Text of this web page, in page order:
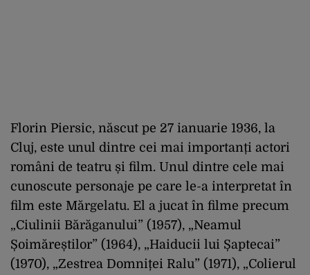
Florin Piersic, născut pe 27 ianuarie 1936, la
Cluj, este unul dintre cei mai importanți actori
români de teatru și film. Unul dintre cele mai
cunoscute personaje pe care le-a interpretat în
film este Mărgelatu. El a jucat în filme precum
„Ciulinii Bărăganului” (1957), „Neamul
Șoimăreștilor” (1964), „Haiducii lui Șaptecai”
(1970), „Zestrea Domniței Ralu” (1971), „Colierul